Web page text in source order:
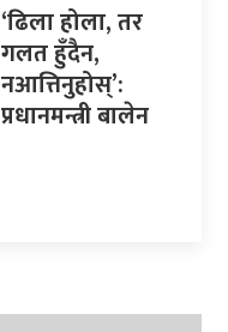
‘ढिला होला, तर
गलत हुँदैन,
नआत्तिनुहोस्’:
प्रधानमन्त्री बालेन